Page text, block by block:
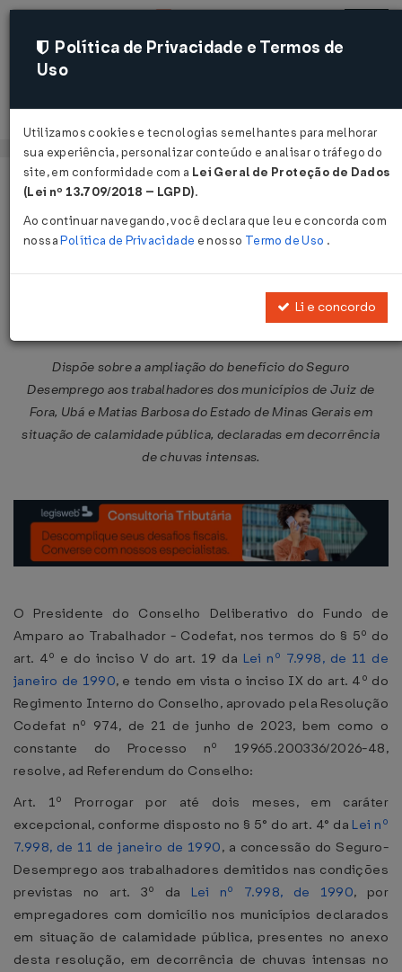
Acessar
Página Inicial Legislações
Resolução CODEFAT/MTE Nº 1036
Dispõe sobre a ampliação do benefício do Seguro
Desemprego aos trabalhadores dos municípios de Juiz de
Fora, Ubá e Matias Barbosa do Estado de Minas Gerais em
situação de calamidade pública, declaradas em decorrência
de chuvas intensas.
O Presidente do Conselho Deliberativo do Fundo de
Amparo ao Trabalhador - Codefat, nos termos do § 5º do
art. 4º e do inciso V do art. 19 da Lei nº 7.998, de 11 de
janeiro de 1990, e tendo em vista o inciso IX do art. 4º do
Regimento Interno do Conselho, aprovado pela Resolução
Codefat nº 974, de 21 de junho de 2023, bem como o
constante do Processo nº 19965.200336/2026-48,
resolve, ad Referendum do Conselho:
Art. 1º Prorrogar por até dois meses, em caráter
excepcional, conforme disposto no § 5° do art. 4° da Lei nº
7.998, de 11 de janeiro de 1990, a concessão do Seguro-
Desemprego aos trabalhadores demitidos nas condições
previstas no art. 3º da Lei nº 7.998, de 1990, por
empregadores com domicílio nos municípios declarados
em situação de calamidade pública, presentes no anexo
desta resolução, em decorrência de chuvas intensas no
Política de Privacidade e Termos de
Uso
Utilizamos cookies e tecnologias semelhantes para melhorar
sua experiência, personalizar conteúdo e analisar o tráfego do
site, em conformidade com a Lei Geral de Proteção de Dados
(Lei nº 13.709/2018 – LGPD).
Ao continuar navegando, você declara que leu e concorda com
nossaPolítica de Privacidade e nosso Termo de Uso .
Li e concordo